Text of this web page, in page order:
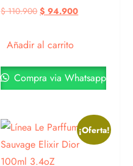
$110.900 $ 94.900
Añadir al carrito
Compra via Whatsapp
¡Oferta!